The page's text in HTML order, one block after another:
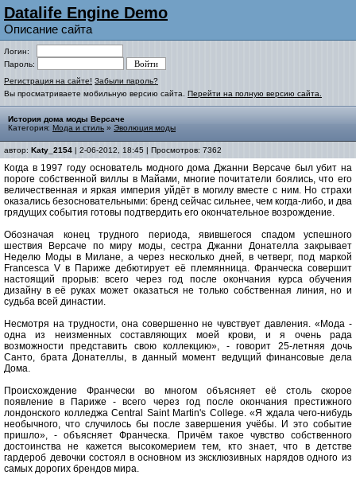
Datalife Engine Demo
Описание сайта
Логин:
Пароль:
Регистрация на сайте! Забыли пароль?
Вы просматриваете мобильную версию сайта. Перейти на полную версию сайта.
История дома моды Версаче
Категория: Мода и стиль » Эволюция моды
автор: Katy_2154 | 2-06-2012, 18:45 | Просмотров: 7362
Когда в 1997 году основатель модного дома Джанни Версаче был убит на
пороге собственной виллы в Майами, многие почитатели боялись, что его
величественная и яркая империя уйдёт в могилу вместе с ним. Но страхи
оказались безосновательными: бренд сейчас сильнее, чем когда-либо, и два
грядущих события готовы подтвердить его окончательное возрождение.
Обозначая конец трудного периода, явившегося спадом успешного
шествия Версаче по миру моды, сестра Джанни Донателла закрывает
Неделю Моды в Милане, а через несколько дней, в четверг, под маркой
Francesca V в Париже дебютирует её племянница. Франческа совершит
настоящий прорыв: всего через год после окончания курса обучения
дизайну в её руках может оказаться не только собственная линия, но и
судьба всей династии.
Несмотря на трудности, она совершенно не чувствует давления. «Мода -
одна из неизменных составляющих моей крови, и я очень рада
возможности представить свою коллекцию», - говорит 25-летняя дочь
Санто, брата Донателлы, в данный момент ведущий финансовые дела
Дома.
Происхождение Франчески во многом объясняет её столь скорое
появление в Париже - всего через год после окончания престижного
лондонского колледжа Central Saint Martin's College. «Я ждала чего-нибудь
необычного, что случилось бы после завершения учёбы. И это событие
пришло», - объясняет Франческа. Причём такое чувство собственного
достоинства не кажется высокомерием тем, кто знает, что в детстве
гардероб девочки состоял в основном из эксклюзивных нарядов одного из
самых дорогих брендов мира.